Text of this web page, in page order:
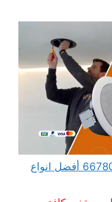
فني سماعات سقف بلوتوث 66780530 أفضل انواع